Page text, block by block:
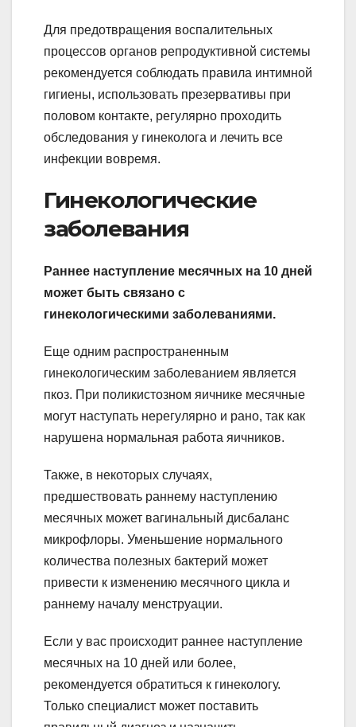
Для предотвращения воспалительных
процессов органов репродуктивной системы
рекомендуется соблюдать правила интимной
гигиены, использовать презервативы при
половом контакте, регулярно проходить
обследования у гинеколога и лечить все
инфекции вовремя.
Гинекологические
заболевания
Раннее наступление месячных на 10 дней
может быть связано с
гинекологическими заболеваниями.
Еще одним распространенным
гинекологическим заболеванием является
пкоз. При поликистозном яичнике месячные
могут наступать нерегулярно и рано, так как
нарушена нормальная работа яичников.
Также, в некоторых случаях,
предшествовать раннему наступлению
месячных может вагинальный дисбаланс
микрофлоры. Уменьшение нормального
количества полезных бактерий может
привести к изменению месячного цикла и
раннему началу менструации.
Если у вас происходит раннее наступление
месячных на 10 дней или более,
рекомендуется обратиться к гинекологу.
Только специалист может поставить